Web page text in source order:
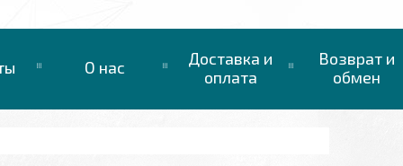
О нас
Доставка и
оплата
Возврат и
обмен